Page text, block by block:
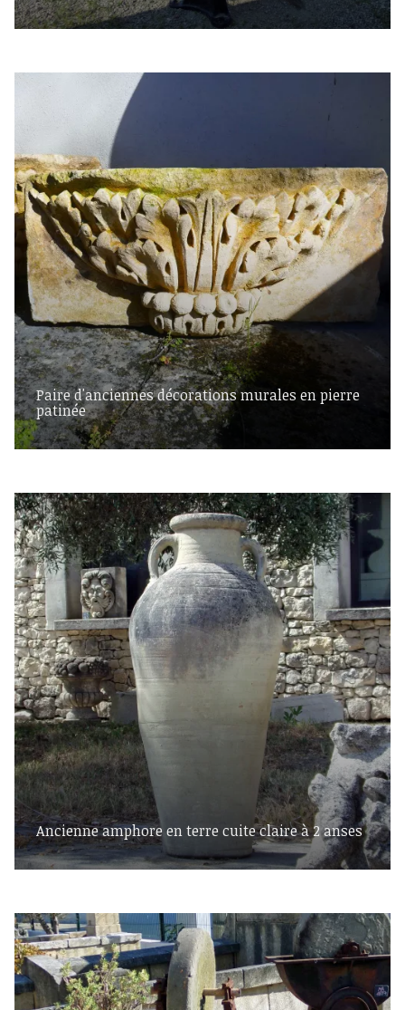
Paire d'anciennes décorations murales en pierre
patinée
Ancienne amphore en terre cuite claire à 2 anses